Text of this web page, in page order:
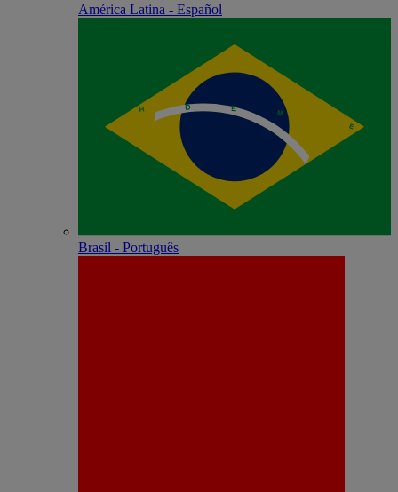
América Latina - Español
Brasil - Português